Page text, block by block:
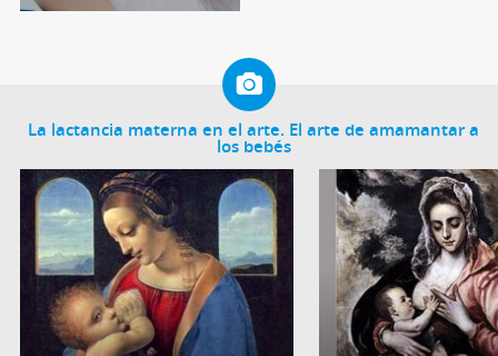
La lactancia materna en el arte. El arte de amamantar a
los bebés